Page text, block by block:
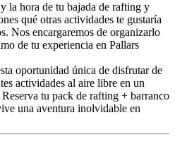
la hora de tu bajada de rafting y
qué otras actividades te gustaría
Nos encargaremos de organizarlo
de tu experiencia en Pallars
oportunidad única de disfrutar de
actividades al aire libre en un
tu pack de rafting + barranco
una aventura inolvidable en